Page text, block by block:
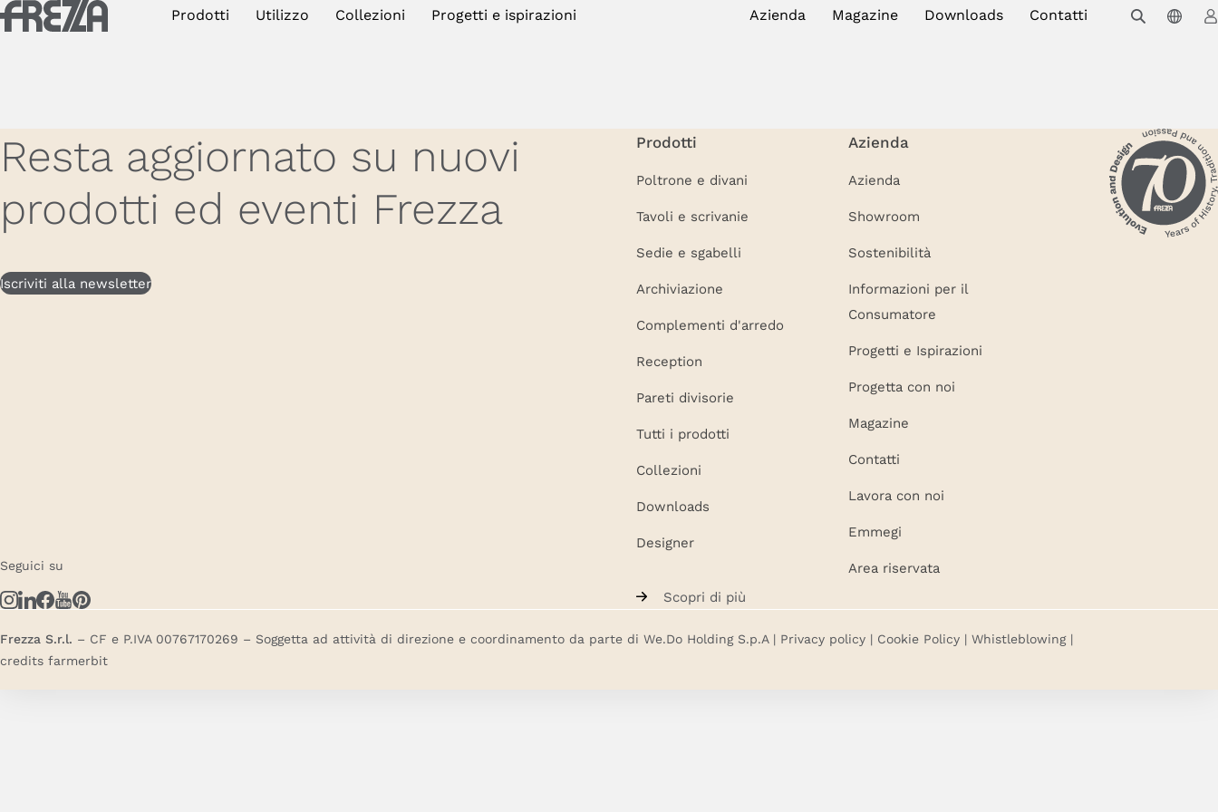
Skip to main content Prodotti Utilizzo Collezioni Progetti e ispirazioni Azienda Magazine Downloads Contatti
Progetti e ispirazioni
Azienda
Resta aggiornato su nuovi
prodotti ed eventi Frezza
Iscriviti alla newsletter
Seguici su
Prodotti
Poltrone e divani
Tavoli e scrivanie
Sedie e sgabelli
Archiviazione
Complementi d'arredo
Reception
Pareti divisorie
Tutti i prodotti
Collezioni
Downloads
Designer
Scopri di più
Azienda
Azienda
Showroom
Sostenibilità
Informazioni per il
Consumatore
Progetti e Ispirazioni
Progetta con noi
Magazine
Contatti
Lavora con noi
Emmegi
Area riservata
Frezza S.r.l. – CF e P.IVA 00767170269 – Soggetta ad attività di direzione e coordinamento da parte di We.Do Holding S.p.A | Privacy policy | Cookie Policy | Whistleblowing|
credits farmerbit